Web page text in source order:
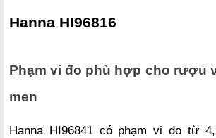
Hanna HI96816
Phạm vi đo phù hợp cho rượu
men
Hanna HI96841 có phạm vi đo từ